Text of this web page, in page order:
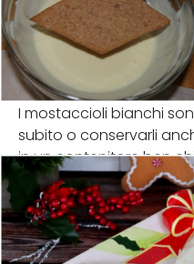
I mostaccioli bianchi
subito o conservarli
in un contenitore ben